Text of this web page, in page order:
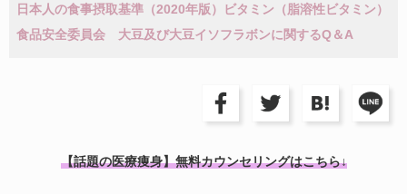
日本人の食事摂取基準（2020年版）ビタミン（脂溶性ビタミン）
食品安全委員会 大豆及び大豆イソフラボンに関するQ＆A
【話題の医療痩身】無料カウンセリングはこちら↓